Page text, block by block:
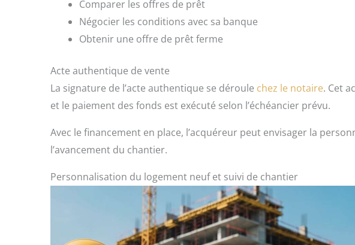
Comparer les offres de prêt
Négocier les conditions avec sa banque
Obtenir une offre de prêt ferme
Acte authentique de vente
La signature de l’acte authentique se déroule chez le notaire. Cet
et le paiement des fonds est exécuté selon l’échéancier prévu.
Avec le financement en place, l’acquéreur peut envisager la
l’avancement du chantier.
Personnalisation du logement neuf et suivi de chantier